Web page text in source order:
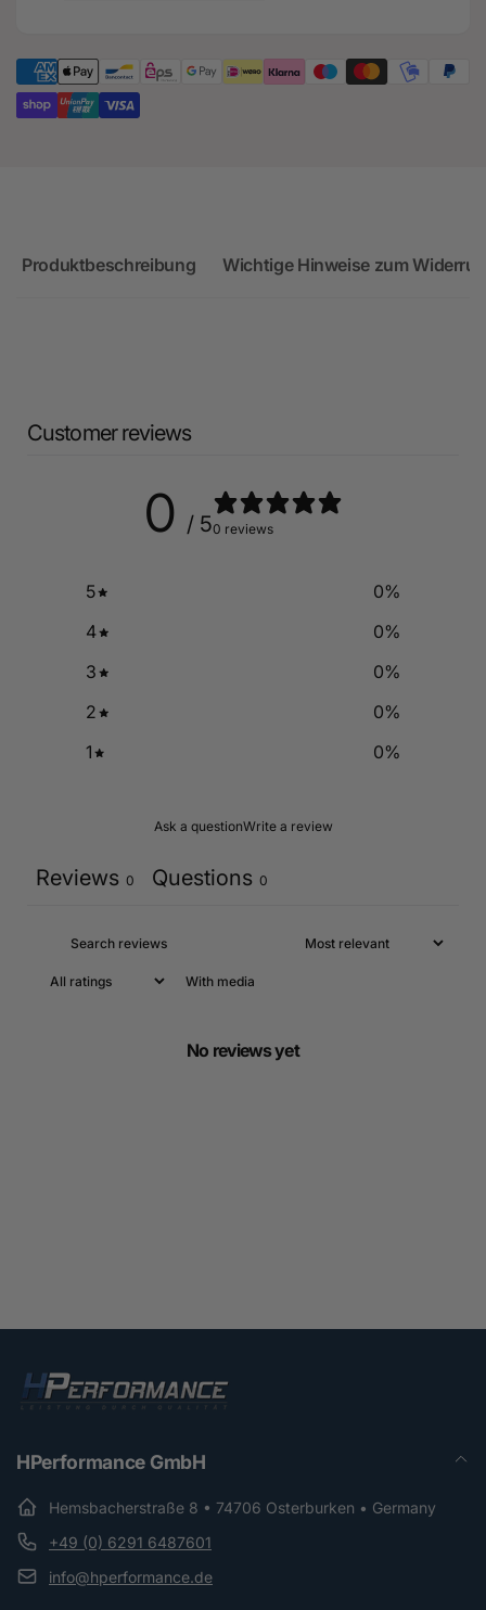
Produktbeschreibung Wichtige Hinweise zum
Customer reviews
0 / 50 reviews
5 0%
4
0%
3
0%
2
0%
1
0%
Ask a questionWrite a review
Reviews 0 Questions 0
With media
No reviews yet
HPerformance GmbH
Hemsbacherstraße 8 • 74706 Osterburken • Germany
+49 (0) 6291 6487601
info@hperformance.de